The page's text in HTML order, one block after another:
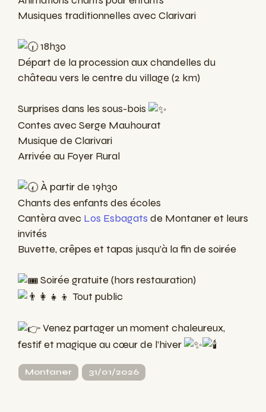
Musiques traditionnelles avec Clarivari
18h30
Départ de la procession aux chandelles du
château vers le centre du village (2 km)
Surprises dans les sous-bois
Contes avec Serge Mauhourat
Musique de Clarivari
Arrivée au Foyer Rural
À partir de 19h30
Chants des enfants des écoles
Cantèra avec Los Esbagats de Montaner et leurs
invités
Buvette, crêpes et tapas jusqu’à la fin de soirée
Soirée gratuite (hors restauration)
Tout public
Venez partager un moment chaleureux,
festif et magique au cœur de l’hiver
Montaner 31/01/2026